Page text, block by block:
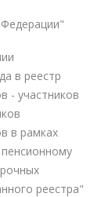
в реестр
- участников
в рамках
реестра"